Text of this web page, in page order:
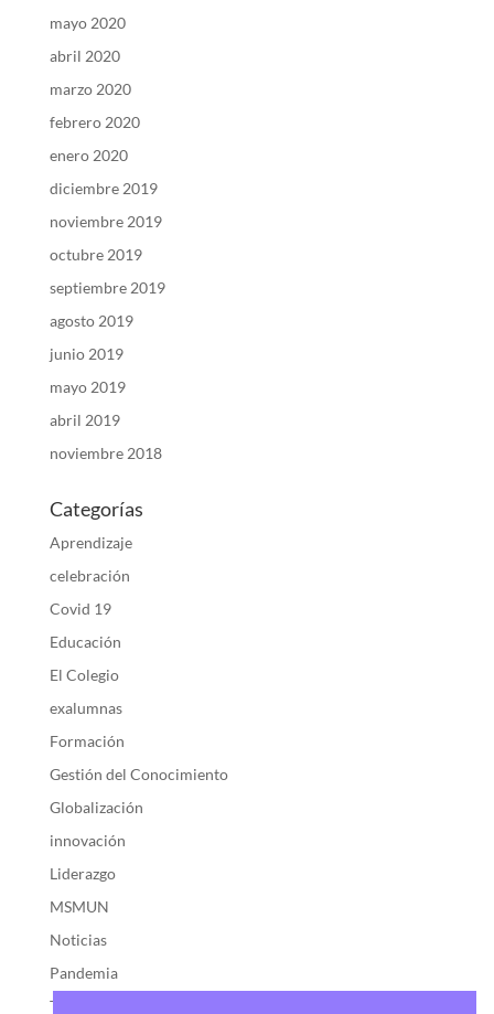
mayo 2020
abril 2020
marzo 2020
febrero 2020
enero 2020
diciembre 2019
noviembre 2019
octubre 2019
septiembre 2019
agosto 2019
junio 2019
mayo 2019
abril 2019
noviembre 2018
Categorías
Aprendizaje
celebración
Covid 19
Educación
El Colegio
exalumnas
Formación
Gestión del Conocimiento
Globalización
innovación
Liderazgo
MSMUN
Noticias
Pandemia
Transformación